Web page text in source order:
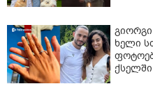
ხელი